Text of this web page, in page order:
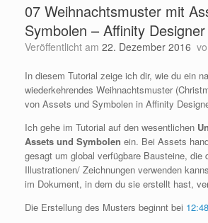
07 Weihnachtsmuster mit
Symbolen – Affinity Designer
Veröffentlicht am 22. Dezember 2016
In diesem Tutorial zeige ich dir, wie du ein
wiederkehrendes Weihnachtsmuster
von Assets und Symbolen in Affinity
Ich gehe im Tutorial auf den wesentlichen
Assets und Symbolen ein. Bei Assets
gesagt um global verfügbare Bausteine, die
Illustrationen/ Zeichnungen verwenden
im Dokument, in dem du sie erstellt hast,
Die Erstellung des Musters beginnt bei 12:48